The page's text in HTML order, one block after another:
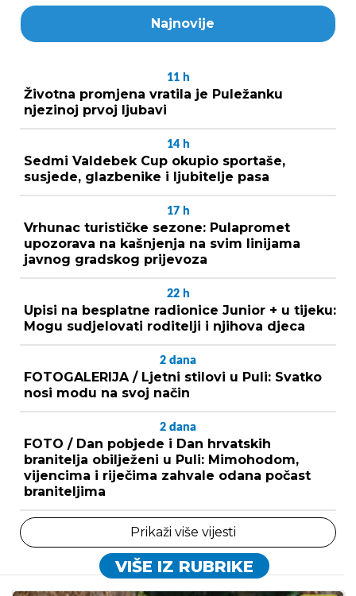
Najnovije
11 h
Životna promjena vratila je Puležanku
njezinoj prvoj ljubavi
14 h
Sedmi Valdebek Cup okupio sportaše,
susjede, glazbenike i ljubitelje pasa
17 h
Vrhunac turističke sezone: Pulapromet
upozorava na kašnjenja na svim linijama
javnog gradskog prijevoza
22 h
Upisi na besplatne radionice Junior + u tijeku:
Mogu sudjelovati roditelji i njihova djeca
2 dana
FOTOGALERIJA / Ljetni stilovi u Puli: Svatko
nosi modu na svoj način
2 dana
FOTO / Dan pobjede i Dan hrvatskih
branitelja obilježeni u Puli: Mimohodom,
vijencima i riječima zahvale odana počast
braniteljima
Prikaži više vijesti
VIŠE IZ RUBRIKE